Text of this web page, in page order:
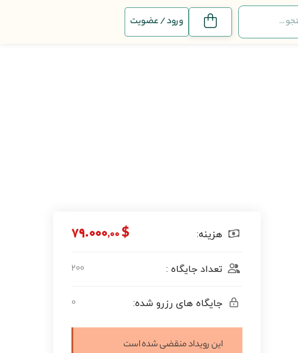
ورود / عضویت
هزینه: $ ۷۹.۰۰۰,۰۰
تعداد جایگاه : ۲۰۰
جایگاه های رزرو شده: ۰
این رویداد منقضی شده است